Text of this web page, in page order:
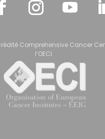
Comprehensive Cancer
l’OECI.